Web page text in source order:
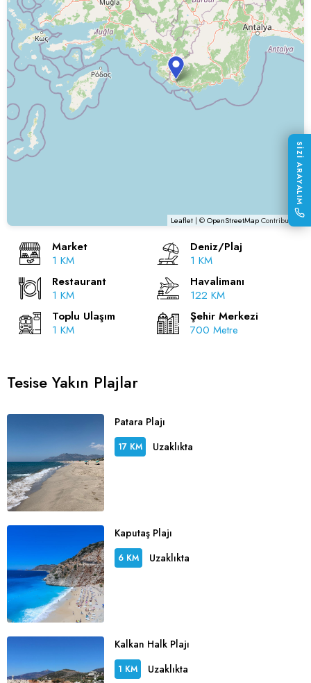
Leaflet | ©OpenStreetMapContributors
Market
1 KM
Deniz/Plaj
1 KM
Restaurant
1 KM
Havalimanı
122 KM
Toplu Ulaşım
1 KM
Şehir Merkezi
700 Metre
Tesise Yakın Plajlar
Patara Plajı
17 KM Uzaklıkta
Kaputaş Plajı
6 KM Uzaklıkta
Kalkan Halk Plajı
1 KM Uzaklıkta
SİZİ ARAYALIM